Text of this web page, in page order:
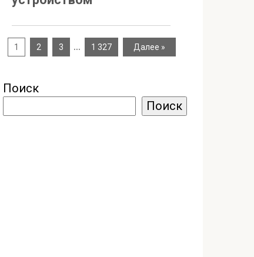
1 2 3 … 1 327 Далее »
Поиск
Поиск